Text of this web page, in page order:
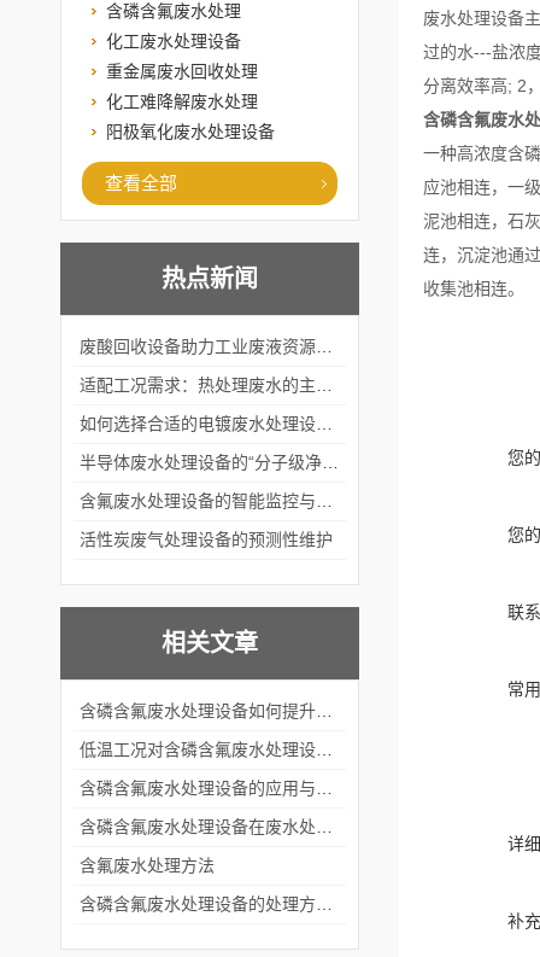
含磷含氟废水处理
化工废水处理设备
重金属废水回收处理
化工难降解废水处理
阳极氧化废水处理设备
查看全部
热点新闻
活性炭废气处理设备的预测性维护
相关文章
含氟废水处理方法
废水处理设备
过的水---盐浓
分离效率高; 2
含磷含氟废水
一种高浓度含
应池相连，一
泥池相连，石
连，沉淀池通
收集池相连。
您
您
联
常
详
补